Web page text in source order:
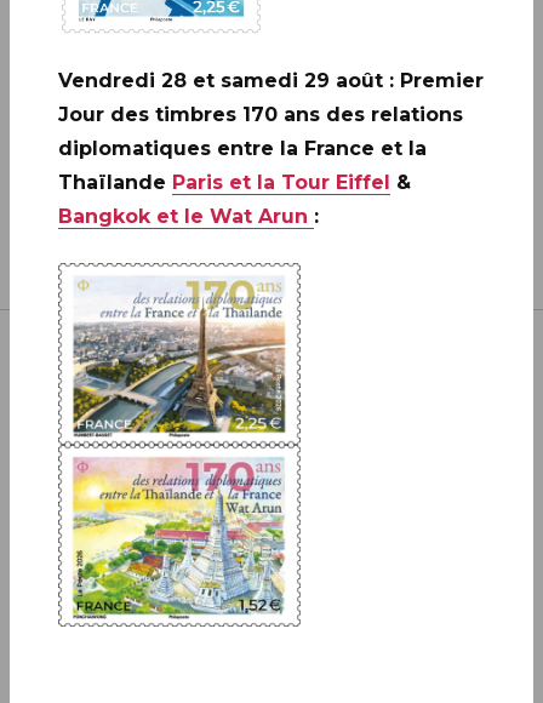
EN SAVOIR PLUS
Inscrivez-vous à notre newsletter
JE M'ABONNE
Vendredi 28 et samedi 29 août : Premier
Jour des timbres 170 ans des relations
diplomatiques entre la France et la
Thaïlande Paris et la Tour Eiffel &
Bangkok et le Wat Arun :